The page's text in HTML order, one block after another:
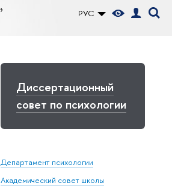
РУС
Диссертационный
совет по психологии
Департамент психологии
Академический совет школы